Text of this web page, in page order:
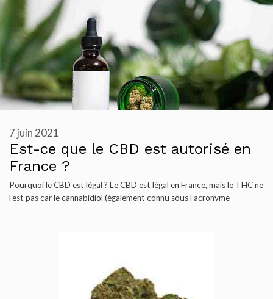
Est-ce que le CBD est autorisé en
France ?
7 juin 2021
Pourquoi le CBD est légal ? Le CBD est légal en France, mais le THC ne
l’est pas car le cannabidiol (également connu sous l’acronyme